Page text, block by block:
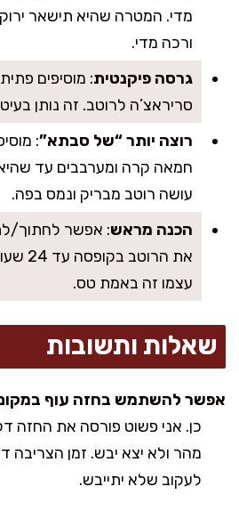
מדי. המטרה שהיא תישאר
ורכה מדי.
גרסה פיקנטית: מוסיפים
סריראצ’ה לרוטב. זה נותן
רוצה יותר “של סבתא”:
חמאה קרה ומערבבים עד
עושה רוטב מבריק ונמס בפה.
הכנה מראש: אפשר לחתוך/
את
עצמו זה באמת טס.
שאלות ותשובות
אפשר להשתמש בחזה עוף
כן. אני פשוט פורסה את החזה
מהר ולא יצא יבש. זמן הצריבה
לעקוב שלא יתייבש.